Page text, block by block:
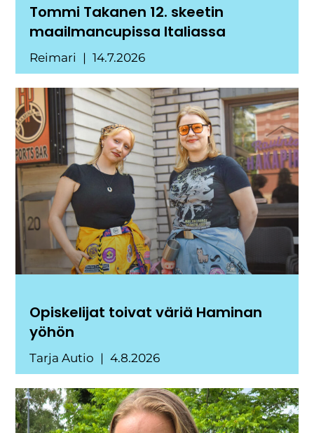
Tommi Takanen 12. skeetin
maailmancupissa Italiassa
Reimari 14.7.2026
Opiskelijat toivat väriä Haminan
yöhön
Tarja Autio 4.8.2026